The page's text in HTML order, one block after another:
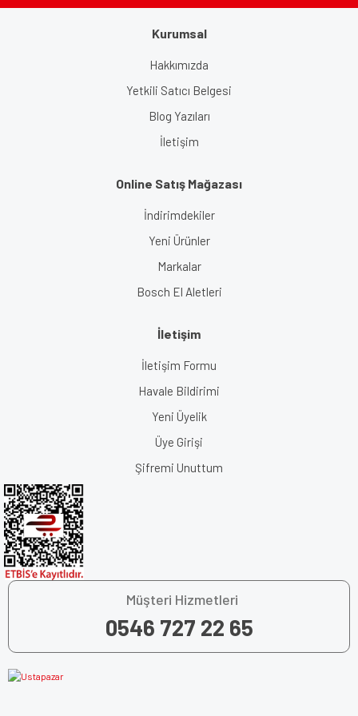
Kurumsal
Hakkımızda
Yetkili Satıcı Belgesi
Blog Yazıları
İletişim
Online Satış Mağazası
İndirimdekiler
Yeni Ürünler
Markalar
Bosch El Aletleri
İletişim
İletişim Formu
Havale Bildirimi
Yeni Üyelik
Üye Girişi
Şifremi Unuttum
Müşteri Hizmetleri
0546 727 22 65